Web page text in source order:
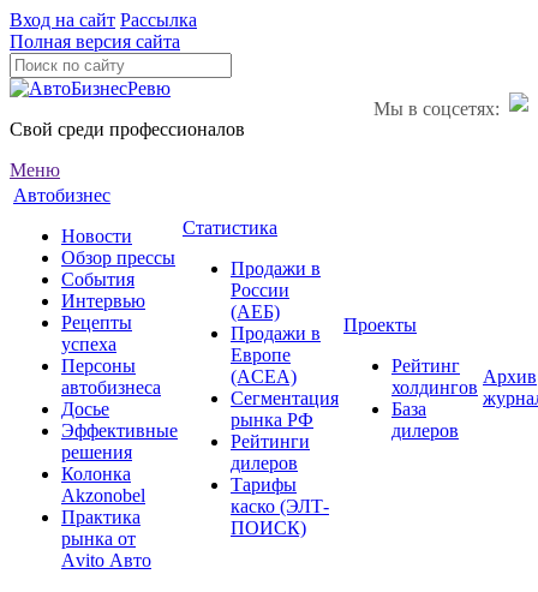
Вход на сайт Рассылка
Полная версия сайта
Мы в соцсетях:
Свой среди профессионалов
Меню
Автобизнес
Новости
Обзор прессы
События
Интервью
Рецепты
успеха
Персоны
автобизнеса
Досье
Эффективные
решения
Колонка
Akzonobel
Практика
рынка от
Аvito Авто
Статистика
Продажи в
России
(АЕБ)
Продажи в
Европе
(ACEA)
Сегментация
рынка РФ
Рейтинги
дилеров
Тарифы
каско (ЭЛТ-
ПОИСК)
Проекты
Рейтинг
холдингов
База
дилеров
Архив